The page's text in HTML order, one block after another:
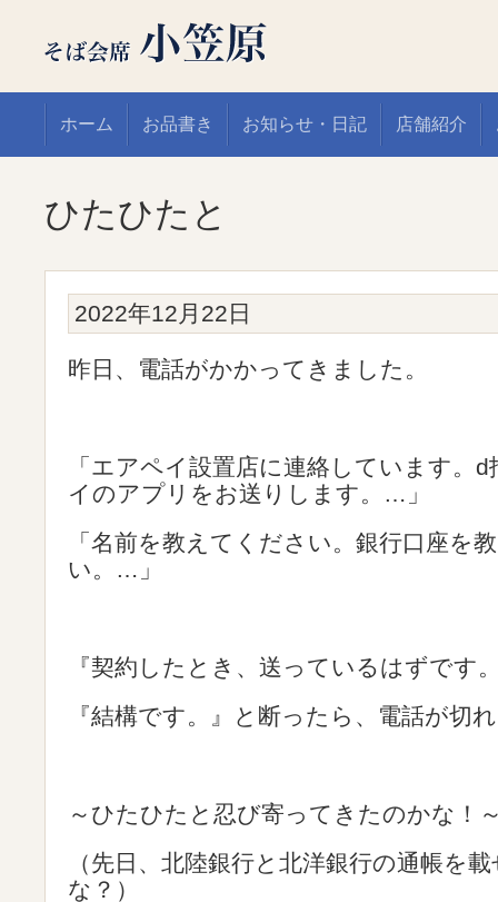
ホーム お品書き お知らせ・日記 店舗紹介
ひたひたと
2022年12月22日
昨日、電話がかかってきました。
「エアペイ設置店に連絡しています。
イのアプリをお送りします。…」
「名前を教えてください。銀行口座を
い。…」
『契約したとき、送っているはずです
『結構です。』と断ったら、電話が切
～ひたひたと忍び寄ってきたのかな！
（先日、北陸銀行と北洋銀行の通帳を
な？）